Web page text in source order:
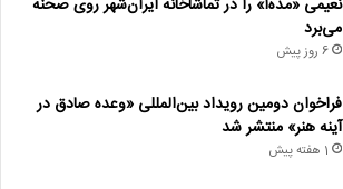
نعیمی «مده‌آ» را در تماشاخانه ایران‌شهر روی صحنه
می‌برد
6 روز پیش
فراخوان دومین رویداد بین‌المللی «وعده صادق در
آینه هنر» منتشر شد
1 هفته پیش